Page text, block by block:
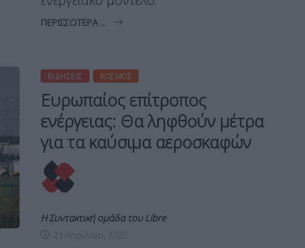
ΠΕΡΙΣΣΌΤΕΡΑ ...
ΕΙΔΉΣΕΙΣ ΚΌΣΜΟΣ
Ευρωπαίος επίτροπος
ενέργειας: Θα ληφθούν μέτρα
για τα καύσιμα αεροσκαφών
Η Συντακτική ομάδα του Libre